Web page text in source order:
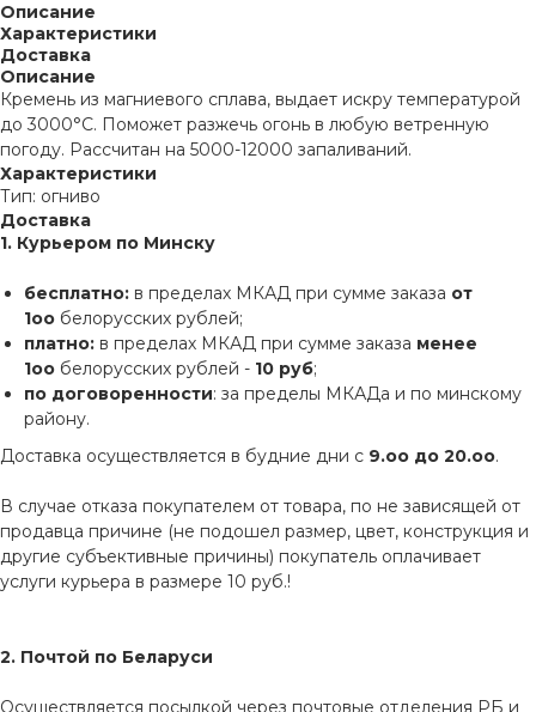
Описание
Характеристики
Доставка
Описание
Кремень из магниевого сплава, выдает искру температурой
до 3000°C. Поможет разжечь огонь в любую ветренную
погоду. Рассчитан на 5000-12000 запаливаний.
Характеристики
Тип: огниво
Доставка
1. Курьером по Минску
бесплатно: в пределах МКАД при сумме заказа от
1оо белорусских рублей;
платно: в пределах МКАД при сумме заказа менее
1оо белорусских рублей - 10 руб;
по договоренности: за пределы МКАДа и по минскому
району.
Доставка осуществляется в будние дни с 9.оо до 20.оо.
В случае отказа покупателем от товара, по не зависящей от
продавца причине (не подошел размер, цвет, конструкция и
другие субъективные причины) покупатель оплачивает
услуги курьера в размере 10 руб.!
2. Почтой по Беларуси
Осуществляется посылкой через почтовые отделения РБ и